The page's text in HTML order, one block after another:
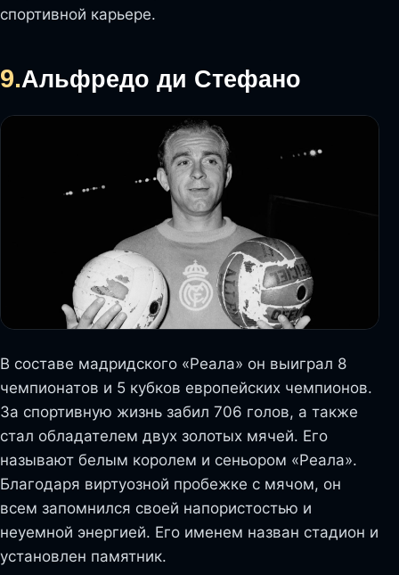
спортивной карьере.
9.Альфредо ди Стефано
В составе мадридского «Реала» он выиграл 8
чемпионатов и 5 кубков европейских чемпионов.
За спортивную жизнь забил 706 голов, а также
стал обладателем двух золотых мячей. Его
называют белым королем и сеньором «Реала».
Благодаря виртуозной пробежке с мячом, он
всем запомнился своей напористостью и
неуемной энергией. Его именем назван стадион и
установлен памятник.